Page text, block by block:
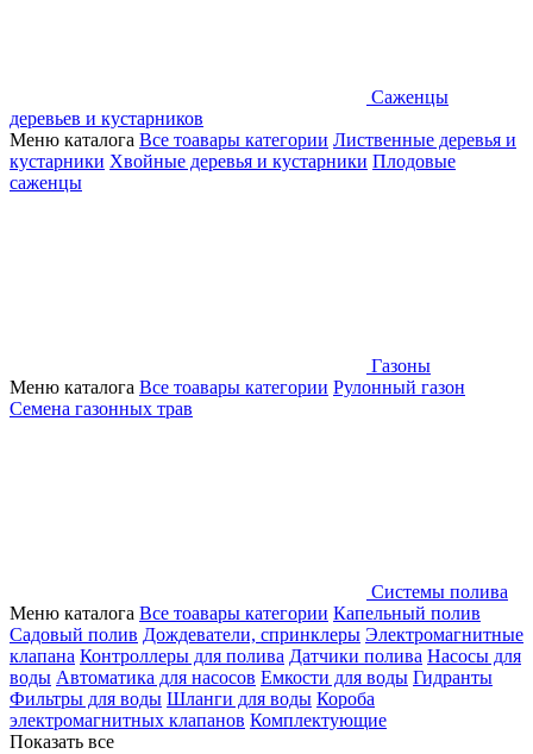
Саженцы
деревьев и кустарников
Меню каталога Все тоавары категории Лиственные деревья и
кустарники Хвойные деревья и кустарники Плодовые
саженцы
Газоны
Меню каталога Все тоавары категории Рулонный газон
Семена газонных трав
Системы полива
Меню каталога Все тоавары категории Капельный полив
Садовый полив Дождеватели, спринклеры Электромагнитные
клапана Контроллеры для полива Датчики полива Насосы для
воды Автоматика для насосов Емкости для воды Гидранты
Фильтры для воды Шланги для воды Короба
электромагнитных клапанов Комплектующие
Показать все